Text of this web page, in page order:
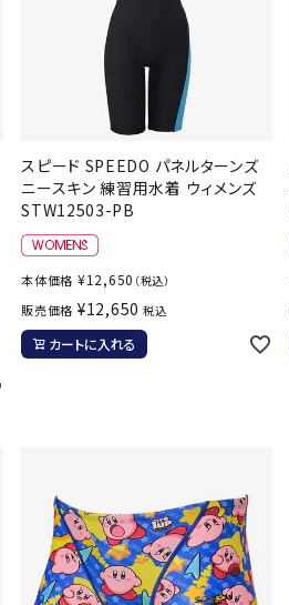
スピード SPEEDO パネルターンズ
ニースキン 練習用水着 ウィメンズ
STW12503-PB
本体価格 ¥12,650 （税込）
販売価格 ¥12,650 税込
カートに入れる